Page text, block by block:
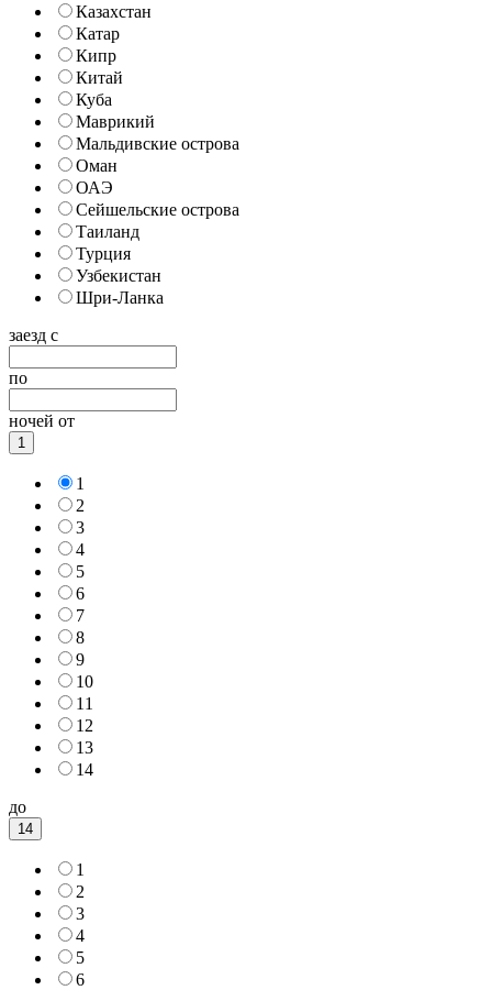
Казахстан
Катар
Кипр
Китай
Куба
Маврикий
Мальдивские острова
Оман
ОАЭ
Сейшельские острова
Таиланд
Турция
Узбекистан
Шри-Ланка
заезд с
по
ночей от
1
1
2
3
4
5
6
7
8
9
10
11
12
13
14
до
14
1
2
3
4
5
6